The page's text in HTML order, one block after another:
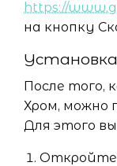
https://
на кнопку
После того,
Хром, можно
Для этого
Откройте